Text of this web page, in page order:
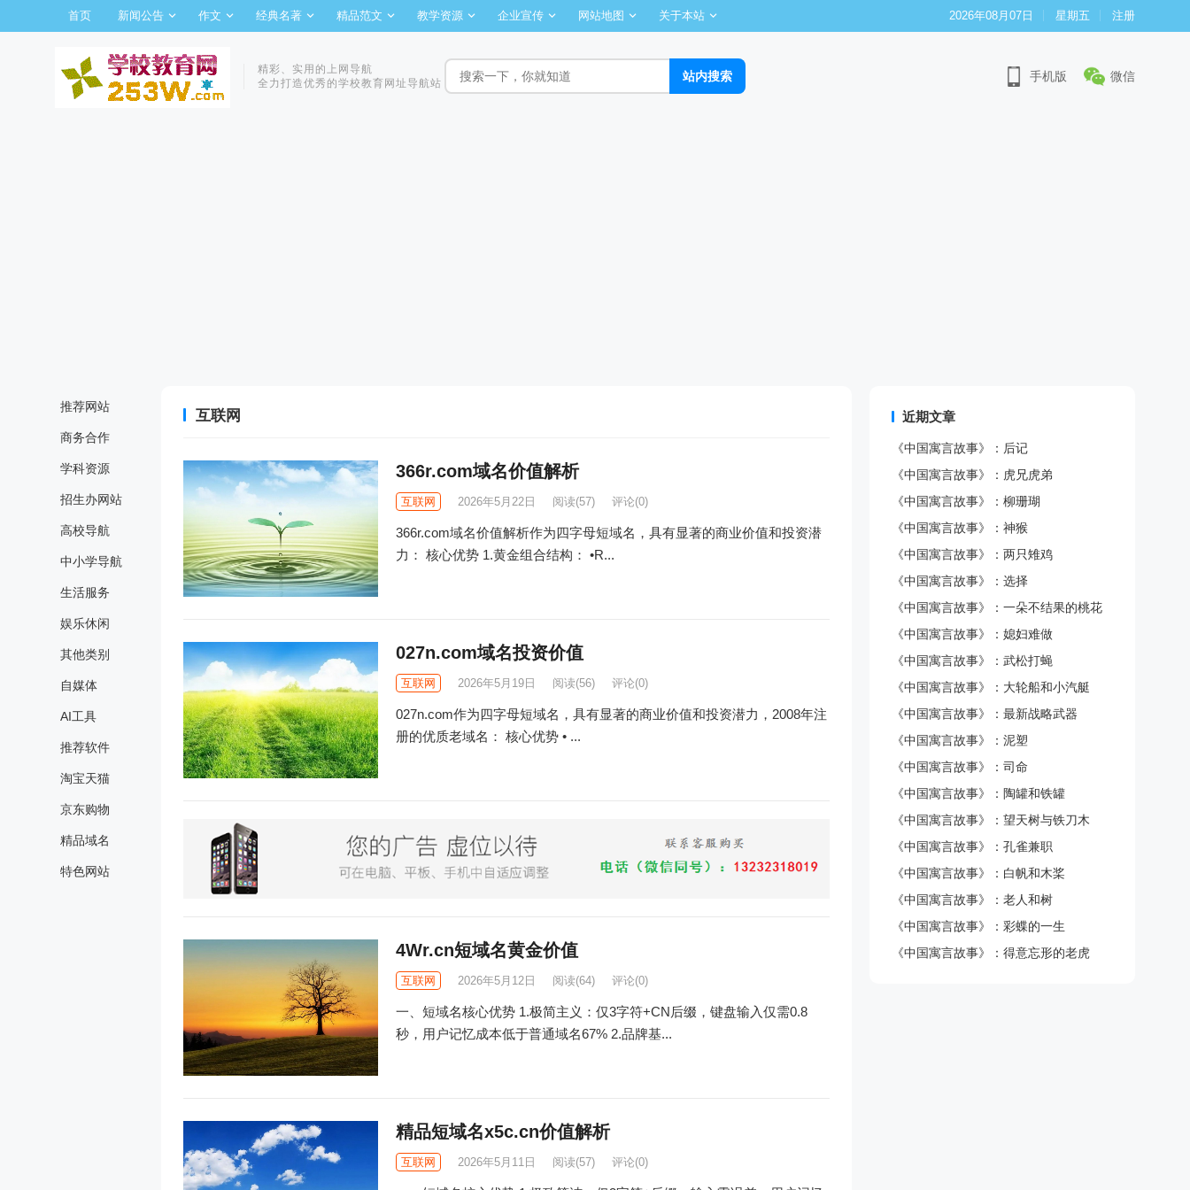
首页 新闻公告 作文 经典名著 精品范文 教学资源 企业宣传 网站地图 关于本站 2026年08月07日 星期五 注册
精彩、实用的上网导航
全力打造优秀的学校教育网址导航站
手机版 微信
推荐网站
商务合作
学科资源
招生办网站
高校导航
中小学导航
生活服务
娱乐休闲
其他类别
自媒体
AI工具
推荐软件
淘宝天猫
京东购物
精品域名
特色网站
互联网
366r.com域名价值解析
互联网 2026年5月22日 阅读(57) 评论(0)
366r.com域名价值解析作为四字母短域名，具有显著的商业价值和投资潜
力： 核心优势​ 1.黄金组合结构： •R...
027n.com域名投资价值
互联网 2026年5月19日 阅读(56) 评论(0)
027n.com作为四字母短域名，具有显著的商业价值和投资潜力，2008年注
册的优质老域名： 核心优势​ • ...
4Wr.cn短域名黄金价值
互联网 2026年5月12日 阅读(64) 评论(0)
一、短域名核心优势​ 1.极简主义：仅3字符+CN后缀，键盘输入仅需0.8
秒，用户记忆成本低于普通域名67% 2.品牌基...
精品短域名x5c.cn价值解析
互联网 2026年5月11日 阅读(57) 评论(0)
近期文章
《中国寓言故事》：后记
《中国寓言故事》：虎兄虎弟
《中国寓言故事》：柳珊瑚
《中国寓言故事》：神猴
《中国寓言故事》：两只雉鸡
《中国寓言故事》：选择
《中国寓言故事》：一朵不结果的桃花
《中国寓言故事》：媳妇难做
《中国寓言故事》：武松打蝇
《中国寓言故事》：大轮船和小汽艇
《中国寓言故事》：最新战略武器
《中国寓言故事》：泥塑
《中国寓言故事》：司命
《中国寓言故事》：陶罐和铁罐
《中国寓言故事》：望天树与铁刀木
《中国寓言故事》：孔雀兼职
《中国寓言故事》：白帆和木桨
《中国寓言故事》：老人和树
《中国寓言故事》：彩蝶的一生
《中国寓言故事》：得意忘形的老虎